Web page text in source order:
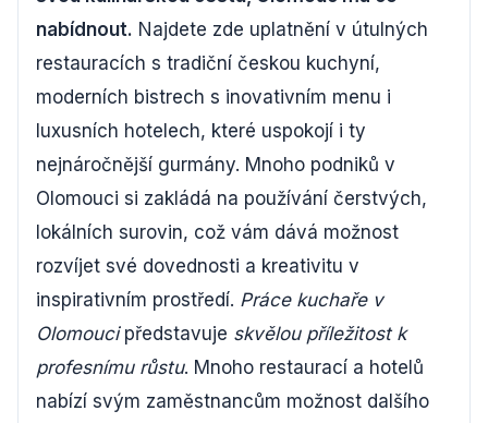
nabídnout. Najdete zde uplatnění v útulných
restauracích s tradiční českou kuchyní,
moderních bistrech s inovativním menu i
luxusních hotelech, které uspokojí i ty
nejnáročnější gurmány. Mnoho podniků v
Olomouci si zakládá na používání čerstvých,
lokálních surovin, což vám dává možnost
rozvíjet své dovednosti a kreativitu v
inspirativním prostředí. Práce kuchaře v
Olomoucipředstavuje skvělou příležitost k
profesnímu růstu. Mnoho restaurací a hotelů
nabízí svým zaměstnancům možnost dalšího